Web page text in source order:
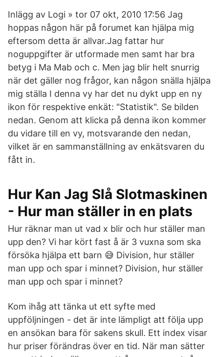
Inlägg av Logi » tor 07 okt, 2010 17:56 Jag
hoppas någon här på forumet kan hjälpa mig
eftersom detta är allvar.Jag fattar hur
noguppgifter är utformade men samt har bra
betyg i Ma Mab och c. Men jag blir helt snurrig
när det gäller nog frågor, kan någon snälla hjälpa
mig ställa I denna vy har det nu dykt upp en ny
ikon för respektive enkät: "Statistik". Se bilden
nedan. Genom att klicka på denna ikon kommer
du vidare till en vy, motsvarande den nedan,
vilket är en sammanställning av enkätsvaren du
fått in.
Hur Kan Jag Slå Slotmaskinen
- Hur man ställer in en plats
Hur räknar man ut vad x blir och hur ställer man
upp den? Vi har kört fast å är 3 vuxna som ska
försöka hjälpa ett barn 😅 Division, hur ställer
man upp och spar i minnet? Division, hur ställer
man upp och spar i minnet?
Kom ihåg att tänka ut ett syfte med
uppföljningen - det är inte lämpligt att följa upp
en ansökan bara för sakens skull. Ett index visar
hur priser förändras över en tid. När man sätter